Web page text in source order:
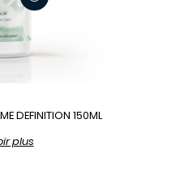
DEFINITION 150ML
plus